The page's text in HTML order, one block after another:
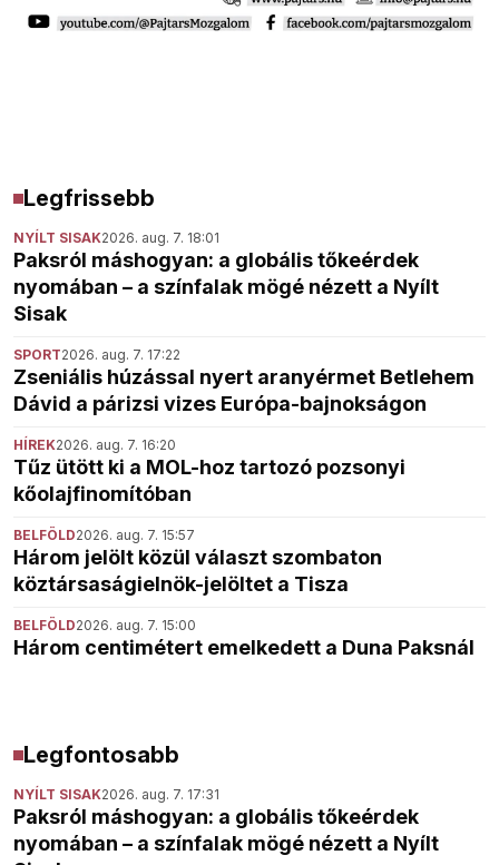
Legfrissebb
NYÍLT SISAK2026. aug. 7. 18:01
Paksról máshogyan: a globális tőkeérdek
nyomában – a színfalak mögé nézett a Nyílt
Sisak
SPORT2026. aug. 7. 17:22
Zseniális húzással nyert aranyérmet Betlehem
Dávid a párizsi vizes Európa-bajnokságon
HÍREK2026. aug. 7. 16:20
Tűz ütött ki a MOL-hoz tartozó pozsonyi
kőolajfinomítóban
BELFÖLD2026. aug. 7. 15:57
Három jelölt közül választ szombaton
köztársaságielnök-jelöltet a Tisza
BELFÖLD2026. aug. 7. 15:00
Három centimétert emelkedett a Duna Paksnál
Legfontosabb
NYÍLT SISAK2026. aug. 7. 17:31
Paksról máshogyan: a globális tőkeérdek
nyomában – a színfalak mögé nézett a Nyílt